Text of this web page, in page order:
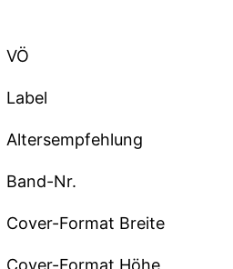
VÖ
Label
Altersempfehlung
Band-Nr.
Cover-Format Breite
Cover-Format Höhe